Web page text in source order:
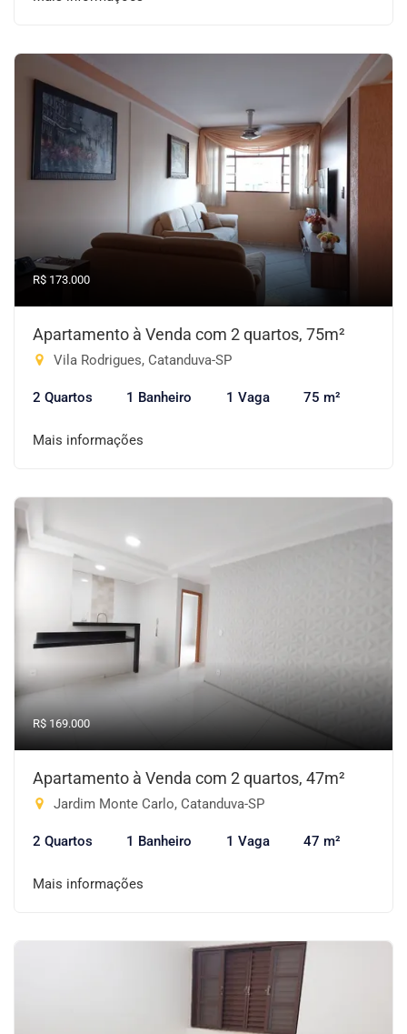
R$ 173.000
Apartamento à Venda com 2 quartos, 75m²
Vila Rodrigues, Catanduva-SP
2 Quartos 1 Banheiro 1 Vaga 75 m²
Mais informações
R$ 169.000
Apartamento à Venda com 2 quartos, 47m²
Jardim Monte Carlo, Catanduva-SP
2 Quartos 1 Banheiro 1 Vaga 47 m²
Mais informações